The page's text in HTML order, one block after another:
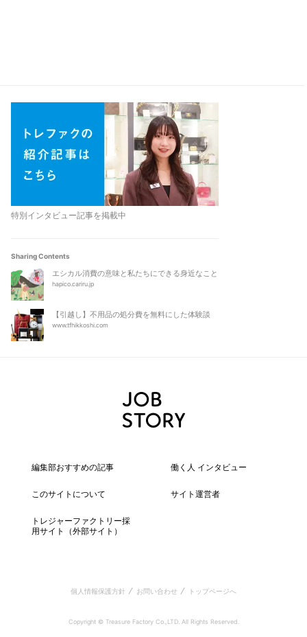
特別インタビュー記事を掲載中
Sharing Contents
エシカル消費の意味と私たちにできる身近なこと
hapico.cariru.jp
【引越し】不用品の処分費を無料にした体験談
www.tfhikkoshi.com
編集部おすすめの記事 働く人 インタビュー
このサイトについて サイト運営者
トレジャーファクトリー採
用サイト
（外部サイト）
個人情報保護方針 お問い合わせ トップページへ
Copyright © Treasure Factory Co.,LTD. All Rights Reserved.